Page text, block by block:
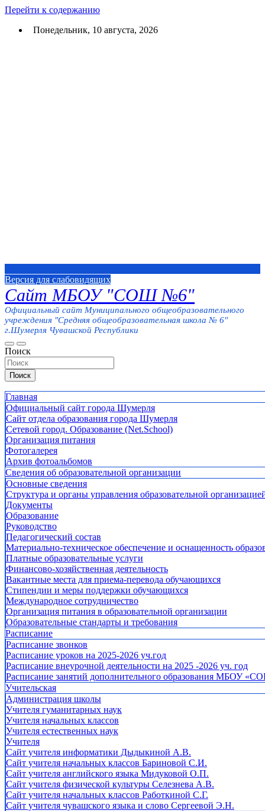
Перейти к содержанию
Понедельник, 10 августа, 2026
Версия для слабовидящих
Сайт МБОУ "СОШ №6"
Официальный сайт Муниципального общеобразовательного
учреждения "Средняя общеобразовательная школа № 6"
г.Шумерля Чувашской Республики
Поиск
Поиск
Главная
Официальный сайт города Шумерля
Сайт отдела образования города Шумерля
Сетевой город. Образование (Net.School)
Организация питания
Фотогалерея
Архив фотоальбомов
Сведения об образовательной организации
Основные сведения
Структура и органы управления образовательной
Документы
Образование
Руководство
Педагогический состав
Материально-техническое обеспечение и оснащенность
Платные образовательные услуги
Финансово-хозяйственная деятельность
Вакантные места для приема-перевода обучающихся
Стипендии и меры поддержки обучающихся
Международное сотрудничество
Организация питания в образовательной организации
Образовательные стандарты и требования
Расписание
Расписание звонков
Расписание уроков на 2025-2026 уч.год
Расписание внеурочной деятельности на 2025 -2026 уч. год
Расписание занятий дополнительного образования МБОУ
Учительская
Администрация школы
Учителя гуманитарных наук
Учителя начальных классов
Учителя естественных наук
Учителя
Cайт учителя информатики Дыдыкиной А.В.
Сайт учителя начальных классов Бариновой С.И.
Сайт учителя английского языка Мидуковой О.П.
Сайт учителя физической культуры Селезнева А.В.
Сайт учителя начальных классов Работкиной С.Г.
Сайт учителя чувашского языка и слово Сергеевой Э.Н.